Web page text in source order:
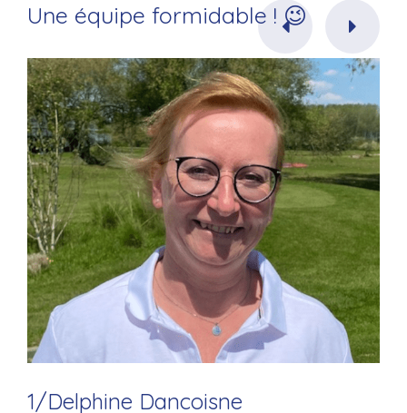
Une équipe formidable ! 😉
1/Delphine Dancoisne